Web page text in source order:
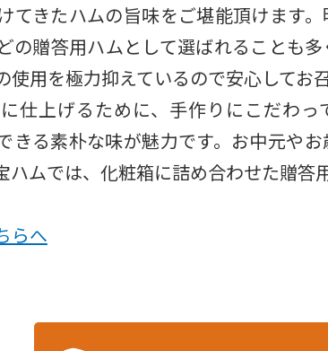
てきたハムの旨味をご堪能頂けます
の贈答用ハムとして選ばれることも
用を極力抑えているので安心してお
仕上げるために、手作りにこだわ
きる素朴な味が魅力です。お中元や
ハムでは、化粧箱に詰め合わせた贈答
らへ